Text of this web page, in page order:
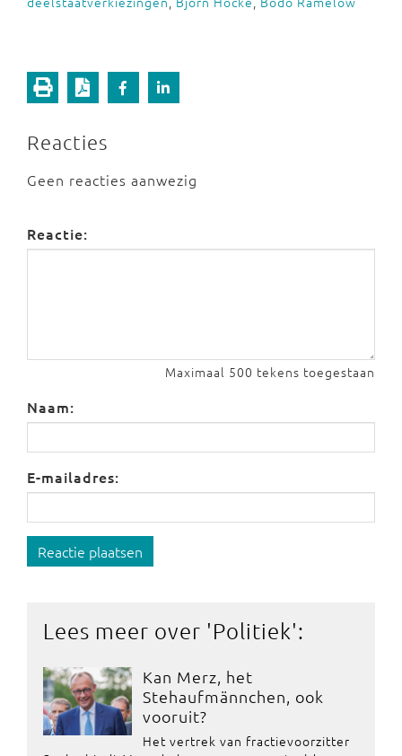
Reacties
Geen reacties aanwezig
Reactie:
Maximaal 500 tekens toegestaan
Naam:
E-mailadres:
Reactie plaatsen
Lees meer over 'Politiek':
Kan Merz, het
Stehaufmännchen, ook
vooruit?
Het vertrek van fractievoorzitter